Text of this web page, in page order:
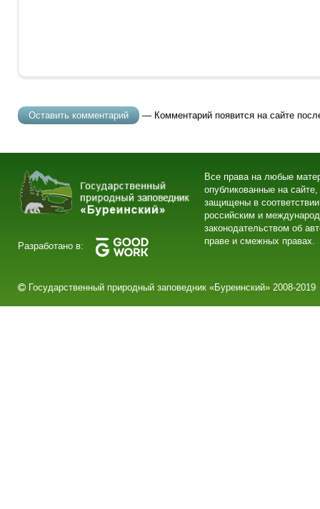
— Комментарий появится на сайте
Разработано в:
Все права на любые
опубликованные на сайте,
защищены в
российским и
законодательством об
праве и смежных правах.
Государственный природный заповедник «Буреинский» 2008-2019